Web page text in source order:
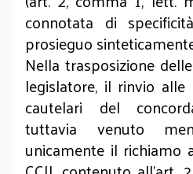
connotata di
prosieguo
Nella trasposizione
legislatore, il rinvio
cautelari del
tuttavia venuto
unicamente il richiamo